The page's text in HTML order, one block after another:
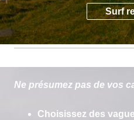
Surf
Ne présumez pas de vos
Choisissez des